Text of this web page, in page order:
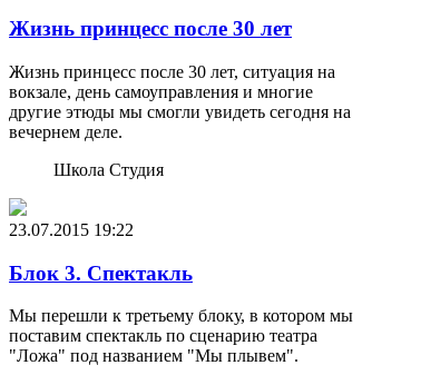
Жизнь принцесс после 30 лет
Жизнь принцесс после 30 лет, ситуация на
вокзале, день самоуправления и многие
другие этюды мы смогли увидеть сегодня на
вечернем деле.
Школа Студия
23.07.2015 19:22
Блок 3. Спектакль
Мы перешли к третьему блоку, в котором мы
поставим спектакль по сценарию театра
"Ложа" под названием "Мы плывем".